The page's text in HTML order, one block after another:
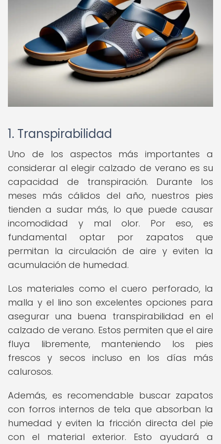
1. Transpirabilidad
Uno de los aspectos más importantes a
considerar al elegir calzado de verano es su
capacidad de transpiración. Durante los
meses más cálidos del año, nuestros pies
tienden a sudar más, lo que puede causar
incomodidad y mal olor. Por eso, es
fundamental optar por zapatos que
permitan la circulación de aire y eviten la
acumulación de humedad.
Los materiales como el cuero perforado, la
malla y el lino son excelentes opciones para
asegurar una buena transpirabilidad en el
calzado de verano. Estos permiten que el aire
fluya libremente, manteniendo los pies
frescos y secos incluso en los días más
calurosos.
Además, es recomendable buscar zapatos
con forros internos de tela que absorban la
humedad y eviten la fricción directa del pie
con el material exterior. Esto ayudará a